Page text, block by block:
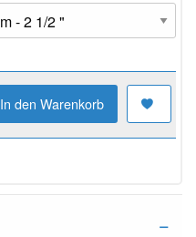
In den Warenkorb